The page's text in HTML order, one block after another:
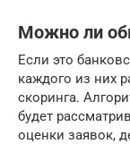
Можно ли
Если это
каждого из них
скоринга.
будет
оценки заявок,